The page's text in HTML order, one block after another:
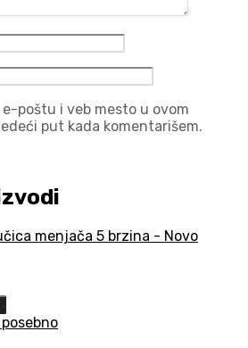
poštu i veb mesto u ovom
put kada komentarišem.